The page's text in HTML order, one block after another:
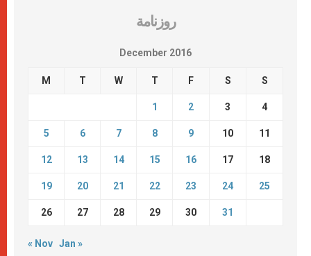
روزنامة
December 2016
M T W T F S S
1 2 3 4
5 6 7 8 9 10 11
12 13 14 15 16 17 18
19 20 21 22 23 24 25
26 27 28 29 30 31
« Nov Jan »